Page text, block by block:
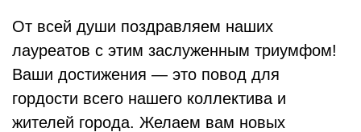
От всей души поздравляем наших
лауреатов с этим заслуженным триумфом!
Ваши достижения — это повод для
гордости всего нашего коллектива и
жителей города. Желаем вам новых